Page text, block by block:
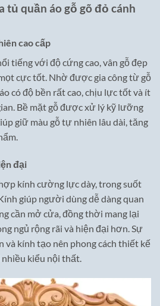
tủ quần áo gỗ gõ đỏ cánh
cao cấp
tiếng với độ cứng cao, vân gỗ đẹp
cực tốt. Nhờ được gia công từ gỗ
có độ bền rất cao, chịu lực tốt và ít
Bề mặt gỗ được xử lý kỹ lưỡng
giữ màu gỗ tự nhiên lâu dài, tăng
đại
kính cường lực dày, trong suốt
giúp người dùng dễ dàng quan
cần mở cửa, đồng thời mang lại
ngủ rộng rãi và hiện đại hơn. Sự
và kính tạo nên phong cách thiết kế
kiểu nội thất.